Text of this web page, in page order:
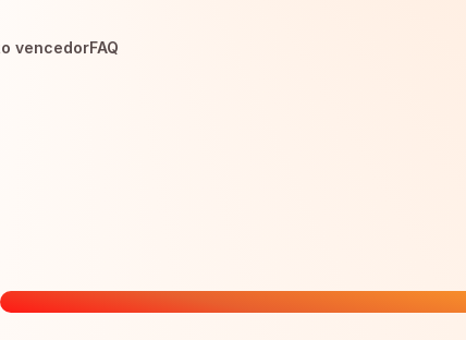
vencedorFAQ